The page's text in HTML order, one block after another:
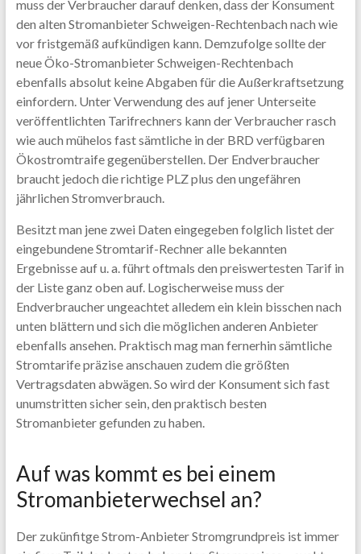
muss der Verbraucher darauf denken, dass der Konsument
den alten Stromanbieter Schweigen-Rechtenbach nach wie
vor fristgemäß aufkündigen kann. Demzufolge sollte der
neue Öko-Stromanbieter Schweigen-Rechtenbach
ebenfalls absolut keine Abgaben für die Außerkraftsetzung
einfordern. Unter Verwendung des auf jener Unterseite
veröffentlichten Tarifrechners kann der Verbraucher rasch
wie auch mühelos fast sämtliche in der BRD verfügbaren
Ökostromtraife gegenüberstellen. Der Endverbraucher
braucht jedoch die richtige PLZ plus den ungefähren
jährlichen Stromverbrauch.
Besitzt man jene zwei Daten eingegeben folglich listet der
eingebundene Stromtarif-Rechner alle bekannten
Ergebnisse auf u. a. führt oftmals den preiswertesten Tarif in
der Liste ganz oben auf. Logischerweise muss der
Endverbraucher ungeachtet alledem ein klein bisschen nach
unten blättern und sich die möglichen anderen Anbieter
ebenfalls ansehen. Praktisch mag man fernerhin sämtliche
Stromtarife präzise anschauen zudem die größten
Vertragsdaten abwägen. So wird der Konsument sich fast
unumstritten sicher sein, den praktisch besten
Stromanbieter gefunden zu haben.
Auf was kommt es bei einem
Stromanbieterwechsel an?
Der zukünfitge Strom-Anbieter Stromgrundpreis ist immer